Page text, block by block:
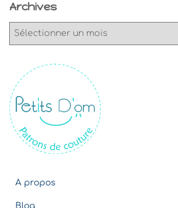
Archives
v
e
s
A propos
Blog